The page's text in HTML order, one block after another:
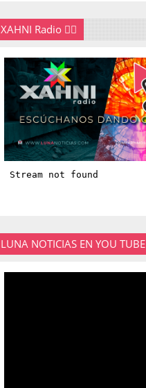
XAHNI Radio 👇🏽
LUNA NOTICIAS EN YOU TUBE